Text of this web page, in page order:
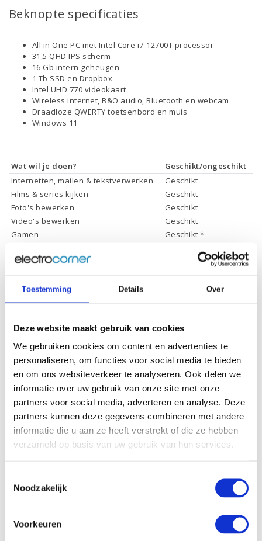
Toestemming Details Over
Deze website maakt gebruik van cookies
We gebruiken cookies om content en advertenties te
personaliseren, om functies voor social media te bieden
en om ons websiteverkeer te analyseren. Ook delen we
informatie over uw gebruik van onze site met onze
partners voor social media, adverteren en analyse. Deze
partners kunnen deze gegevens combineren met andere
informatie die u aan ze heeft verstrekt of die ze hebben
verzameld op basis van uw gebruik van hun services.
Noodzakelijk
Voorkeuren
Beknopte specificaties
All in One PC met Intel Core i7-12700T processor
31,5 QHD IPS scherm
16 Gb intern geheugen
1 Tb SSD en Dropbox
Intel UHD 770 videokaart
Wireless internet, B&O audio, Bluetooth en webcam
Draadloze QWERTY toetsenbord en muis
Windows 11
Wat wil je doen?
Geschikt/ongeschikt
Internetten, mailen & tekstverwerken
Geschikt
Films & series kijken
Geschikt
Foto's bewerken
Geschikt
Video's bewerken
Geschikt
Gamen
Geschikt *
* Systeemvereisten zijn sterk afhankelijk van de games die u wilt spelen,
controleer dit eerst en bepaal daarop uw keuze.
Specificaties
Scherm resolutie:
2560 x 1440 (QHD)
Touchscreen:
-
Kantelbaar:
Ja
Processor:
Intel Core i7-12700T
Processor kernen: